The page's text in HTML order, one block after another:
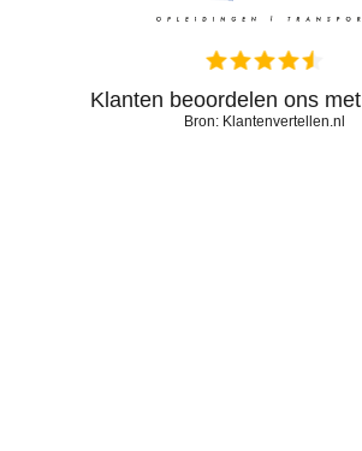
Klanten beoordelen ons
Bron: Klantenvertellen.nl